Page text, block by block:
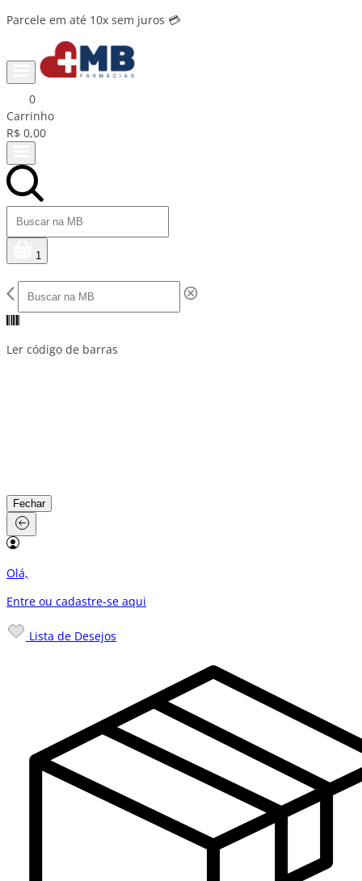
Parcele em até 10x sem juros 💳
0
Carrinho
R$ 0,00
1
Ler código de barras
Fechar
Olá,
Entre ou cadastre-se aqui
Lista de Desejos